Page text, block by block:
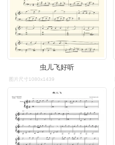
虫儿飞好听
图片尺寸1080x1439